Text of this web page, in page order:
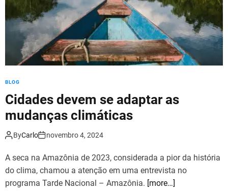
BLOG
Cidades devem se adaptar as
mudanças climáticas
ByCarlo novembro 4, 2024
A seca na Amazônia de 2023, considerada a pior da história
do clima, chamou a atenção em uma entrevista no
programa Tarde Nacional – Amazônia. [more…]